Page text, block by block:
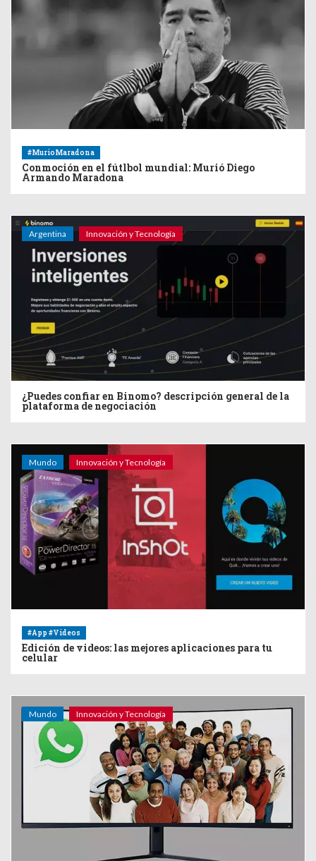
#MurioMaradona
Conmoción en el fútlbol mundial: Murió Diego
Armando Maradona
Argentina Innovación y Tecnología
¿Puedes confiar en Binomo? descripción general de la
plataforma de negociación
Mundo Innovación y Tecnología
#App #Videos
Edición de videos: las mejores aplicaciones para tu
celular
Mundo Innovación y Tecnología